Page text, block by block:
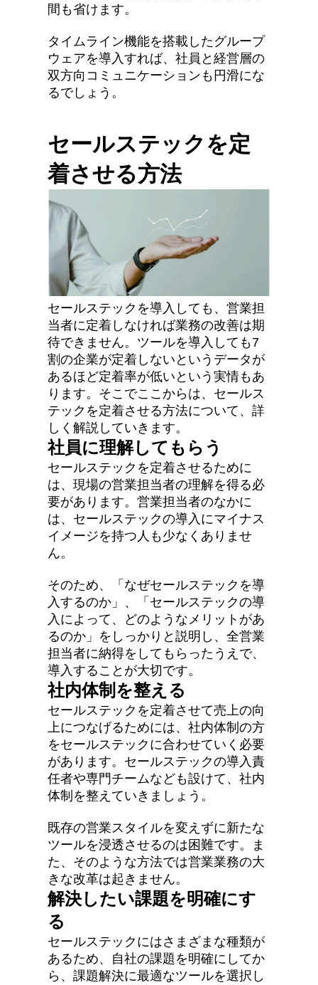
間も省けます。
タイムライン機能を搭載したグループ
ウェアを導入すれば、社員と経営層の
双方向コミュニケーションも円滑にな
るでしょう。
セールステックを定
着させる方法
セールステックを導入しても、営業担
当者に定着しなければ業務の改善は期
待できません。ツールを導入しても7
割の企業が定着しないというデータが
あるほど定着率が低いという実情もあ
ります。そこでここからは、セールス
テックを定着させる方法について、詳
しく解説していきます。
社員に理解してもらう
セールステックを定着させるために
は、現場の営業担当者の理解を得る必
要があります。営業担当者のなかに
は、セールステックの導入にマイナス
イメージを持つ人も少なくありませ
ん。
そのため、「なぜセールステックを導
入するのか」、「セールステックの導
入によって、どのようなメリットがあ
るのか」をしっかりと説明し、全営業
担当者に納得をしてもらったうえで、
導入することが大切です。
社内体制を整える
セールステックを定着させて売上の向
上につなげるためには、社内体制の方
をセールステックに合わせていく必要
があります。セールステックの導入責
任者や専門チームなども設けて、社内
体制を整えていきましょう。
既存の営業スタイルを変えずに新たな
ツールを浸透させるのは困難です。ま
た、そのような方法では営業業務の大
きな改革は起きません。
解決したい課題を明確にす
る
セールステックにはさまざまな種類が
あるため、自社の課題を明確にしてか
ら、課題解決に最適なツールを選択し